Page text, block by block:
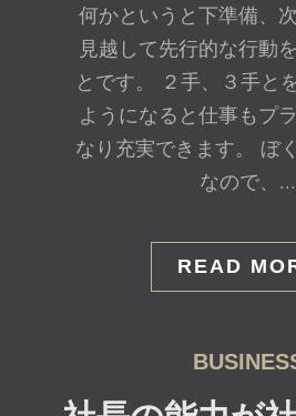
何かというと下準備、
見越して先行的な行動
とです。 ２手、３手と
ようになると仕事もプ
なり充実できます。 ぼ
なので、...
READ